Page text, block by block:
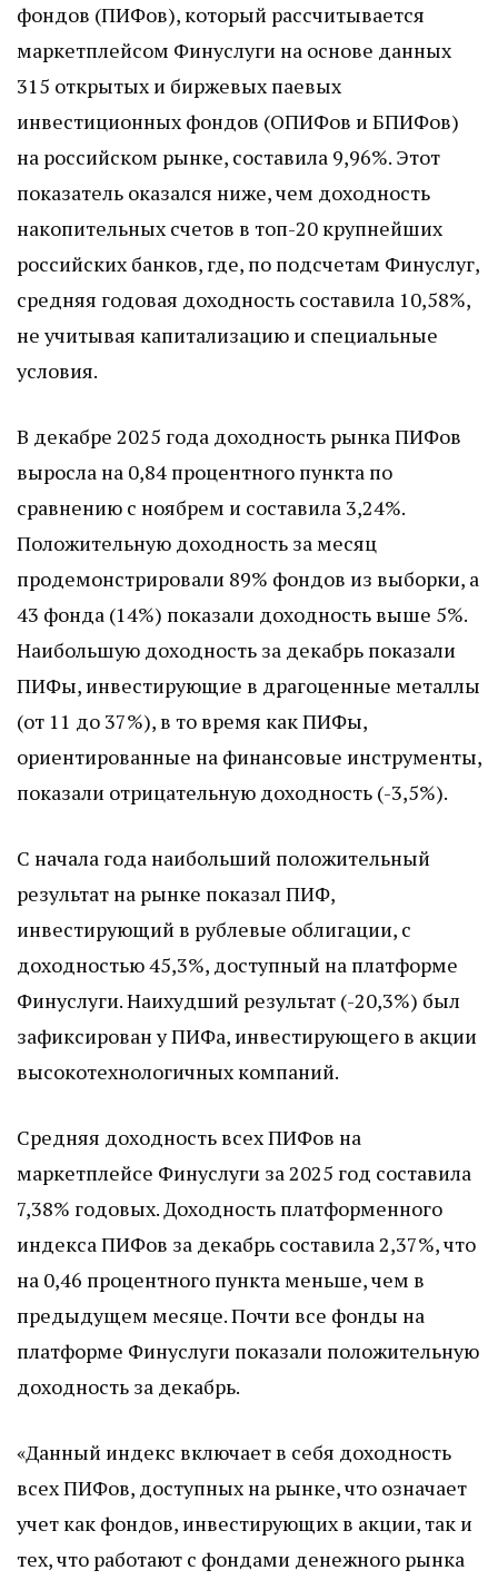
фондов (ПИФов), который рассчитывается
маркетплейсом Финуслуги на основе данных
315 открытых и биржевых паевых
инвестиционных фондов (ОПИФов и БПИФов)
на российском рынке, составила 9,96%. Этот
показатель оказался ниже, чем доходность
накопительных счетов в топ-20 крупнейших
российских банков, где, по подсчетам Финуслуг,
средняя годовая доходность составила 10,58%,
не учитывая капитализацию и специальные
условия.
В декабре 2025 года доходность рынка ПИФов
выросла на 0,84 процентного пункта по
сравнению с ноябрем и составила 3,24%.
Положительную доходность за месяц
продемонстрировали 89% фондов из выборки, а
43 фонда (14%) показали доходность выше 5%.
Наибольшую доходность за декабрь показали
ПИФы, инвестирующие в драгоценные металлы
(от 11 до 37%), в то время как ПИФы,
ориентированные на финансовые инструменты,
показали отрицательную доходность (-3,5%).
С начала года наибольший положительный
результат на рынке показал ПИФ,
инвестирующий в рублевые облигации, с
доходностью 45,3%, доступный на платформе
Финуслуги. Наихудший результат (-20,3%) был
зафиксирован у ПИФа, инвестирующего в акции
высокотехнологичных компаний.
Средняя доходность всех ПИФов на
маркетплейсе Финуслуги за 2025 год составила
7,38% годовых. Доходность платформенного
индекса ПИФов за декабрь составила 2,37%, что
на 0,46 процентного пункта меньше, чем в
предыдущем месяце. Почти все фонды на
платформе Финуслуги показали положительную
доходность за декабрь.
«Данный индекс включает в себя доходность
всех ПИФов, доступных на рынке, что означает
учет как фондов, инвестирующих в акции, так и
тех, что работают с фондами денежного рынка